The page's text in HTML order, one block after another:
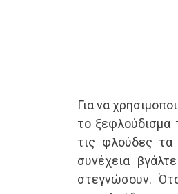
Για να
το ξεφλούδισμα
τις φλούδες τα
συνέχεια
στεγνώσουν.